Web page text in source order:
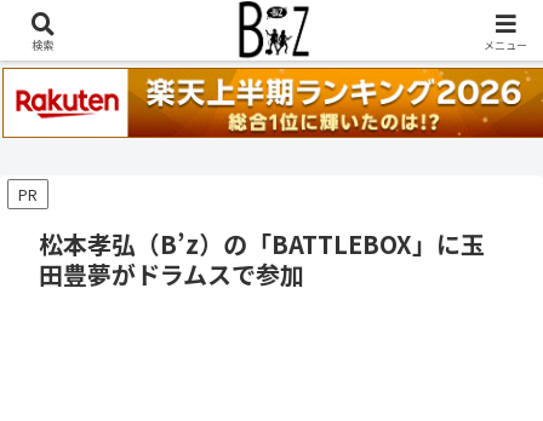
稲葉浩志『en-Zepp』『enⅣ』セトリ一覧はこちら
PR
松本孝弘（B’z）の「BATTLEBOX」に玉
田豊夢がドラムスで参加
検索 メニュー